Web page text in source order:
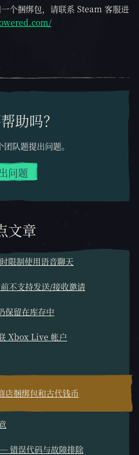
个捆绑包，请联系 Steam 客服进
助吗？
队题提出问题。
问题
文章
限制使用语音聊天
不支持发送/接收邀请
保留在库存中
Xbox Live 帐户
店捆绑包和古代钱币
错误代码与故障排除